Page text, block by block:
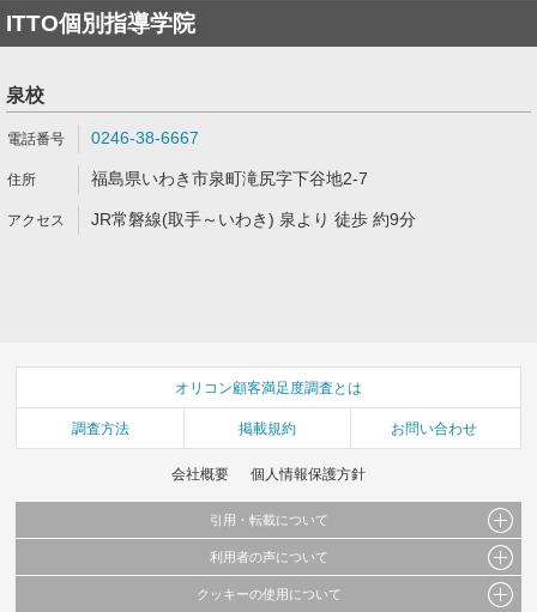
ITTO個別指導学院
泉校
0246-38-6667
福島県いわき市泉町滝尻字下谷地2-7
JR常磐線(取手～いわき) 泉より 徒歩 約9分
オリコン顧客満足度調査とは
調査方法 掲載規約 お問い合わせ
会社概要 個人情報保護方針
引用・転載について
当サイトで公開されている情報（文字、写真、イラスト、画像データ等）及びこれらの配
これらの情報を権利者の許可なく無断転載・複製などの二次利用を行うことは固く禁じて
利用者の声について
当サイトに掲載している内容はすべてサービスの利用者が提出された見解・感想です。
クッキーの使用について